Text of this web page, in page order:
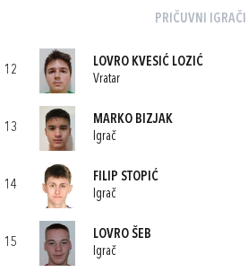
PRIČUVNI IGRAČI
12
LOVRO KVESIĆ LOZIĆ
Vratar
13
MARKO BIZJAK
Igrač
14
FILIP STOPIĆ
Igrač
15
LOVRO ŠEB
Igrač